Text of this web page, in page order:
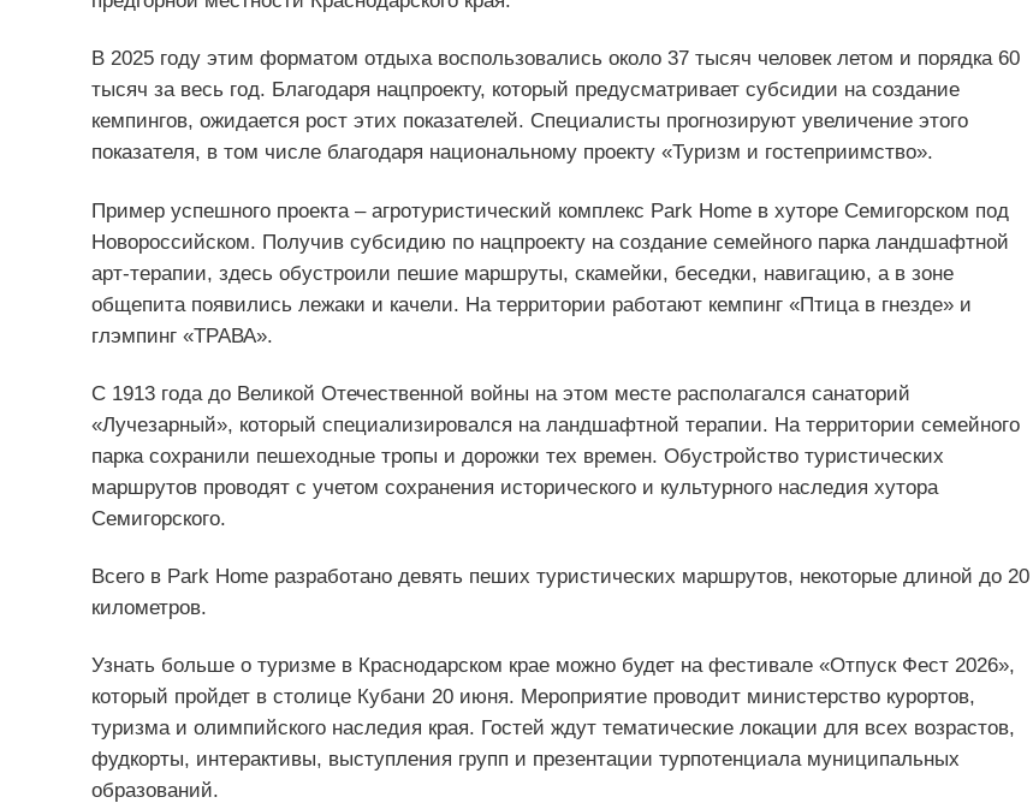
В 2025 году этим форматом отдыха воспользовались около 37 тысяч человек летом и порядка 60
тысяч за весь год. Благодаря нацпроекту, который предусматривает субсидии на создание
кемпингов, ожидается рост этих показателей. Специалисты прогнозируют увеличение этого
показателя, в том числе благодаря национальному проекту «Туризм и гостеприимство».
Пример успешного проекта – агротуристический комплекс Park Home в хуторе Семигорском под
Новороссийском. Получив субсидию по нацпроекту на создание семейного парка ландшафтной
арт-терапии, здесь обустроили пешие маршруты, скамейки, беседки, навигацию, а в зоне
общепита появились лежаки и качели. На территории работают кемпинг «Птица в гнезде» и
глэмпинг «ТРАВА».
С 1913 года до Великой Отечественной войны на этом месте располагался санаторий
«Лучезарный», который специализировался на ландшафтной терапии. На территории семейного
парка сохранили пешеходные тропы и дорожки тех времен. Обустройство туристических
маршрутов проводят с учетом сохранения исторического и культурного наследия хутора
Семигорского.
Всего в Park Home разработано девять пеших туристических маршрутов, некоторые длиной до 20
километров.
Узнать больше о туризме в Краснодарском крае можно будет на фестивале «Отпуск Фест 2026»,
который пройдет в столице Кубани 20 июня. Мероприятие проводит министерство курортов,
туризма и олимпийского наследия края. Гостей ждут тематические локации для всех возрастов,
фудкорты, интерактивы, выступления групп и презентации турпотенциала муниципальных
образований.